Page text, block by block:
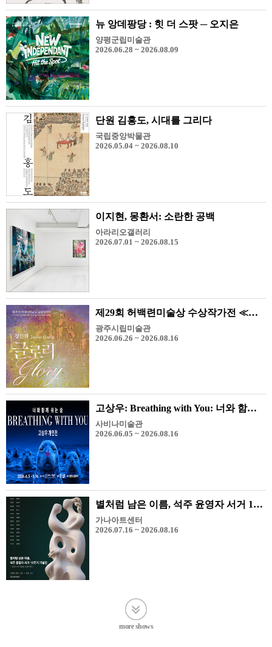
뉴 앙데팡당 : 힛 더 스팟 ─ 오지은
양평군립미술관
2026.06.28 ~ 2026.08.09
단원 김홍도, 시대를 그리다
국립중앙박물관
2026.05.04 ~ 2026.08.10
이지현, 몽환서: 소란한 공백
아라리오갤러리
2026.07.01 ~ 2026.08.15
제29회 허백련미술상 수상작가전 ≪장진원-Glory≫
광주시립미술관
2026.06.26 ~ 2026.08.16
고상우: Breathing with You: 너와 함께 쉬는 숨
사비나미술관
2026.06.05 ~ 2026.08.16
별처럼 남은 이름, 석주 윤영자 서거 10주기 기념전 - 그리고 석주 미술상 수상 작가전
가나아트센터
2026.07.16 ~ 2026.08.16
more shows